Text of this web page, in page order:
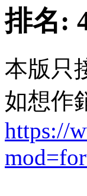
排名:
本版只
如想作
https://